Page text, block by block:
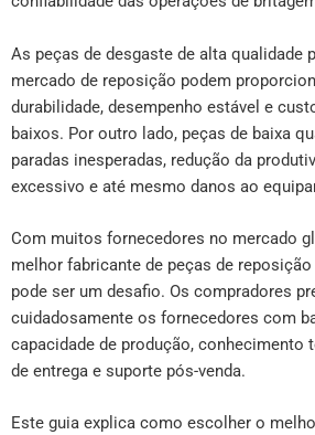
As peças de desgaste de alta qualidade
mercado de reposição podem
durabilidade, desempenho estável e
baixos. Por outro lado, peças de baixa
paradas inesperadas, redução da
excessivo e até mesmo danos ao
Com muitos fornecedores no mercado
melhor fabricante de peças de
pode ser um desafio. Os compradores
cuidadosamente os fornecedores com
capacidade de produção, conhecimento
de entrega e suporte pós-venda.
Este guia explica como escolher o